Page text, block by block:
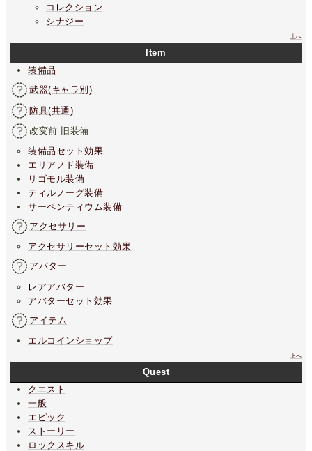
コレクション
シナジー
上へ
Item
装備品
武器(キャラ別)
防具(共通)
改変前 旧装備
装備品セット効果
エリアノド装備
リゴモル装備
ティルノーグ装備
サーペンティウム装備
アクセサリー
アクセサリーセット効果
アバター
レアアバター
アバターセット効果
アイテム
エルコインショップ
上へ
Quest
クエスト
一般
エピック
ストーリー
ロックスキル